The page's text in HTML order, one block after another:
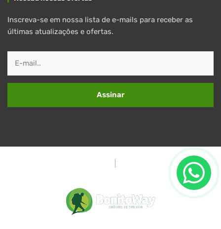
Inscreva-se em nossa lista de e-mails para receber as
últimas atualizações e ofertas.
Assinar
Termos e Condições